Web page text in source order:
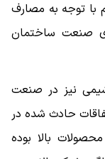
با توجه به مصارف
صنعت ساختمان
نیز در صنعت
حادث شده در
بالا بوده